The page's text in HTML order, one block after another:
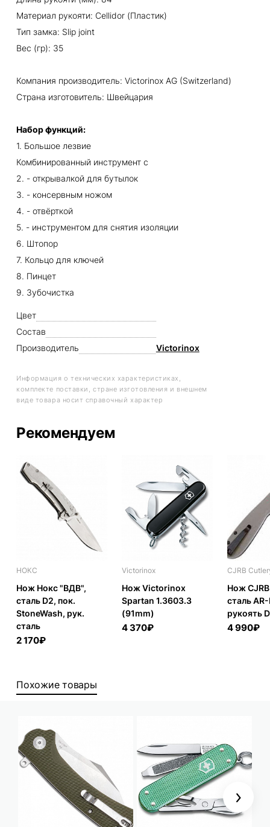
Материал рукояти: Cellidor (Пластик)
Тип замка: Slip joint
Вес (гр): 35
Компания производитель: Victorinox AG (Switzerland)
Страна изготовитель: Швейцария
Набор функций:
1. Большое лезвие
Комбинированный инструмент с
2. - открывалкой для бутылок
3. - консервным ножом
4. - отвёрткой
5. - инструментом для снятия изоляции
6. Штопор
7. Кольцо для ключей
8. Пинцет
9. Зубочистка
Цвет
Состав
Производитель
Victorinox
Информация о технических характеристиках,
комплекте поставки, стране изготовления и внешнем
виде товара носит справочный характер
Рекомендуем
НОКС
Нож Нокс "ВДВ",
сталь D2, пок.
StoneWash, рук.
сталь
2 170₽
Victorinox
Нож Victorinox
Spartan 1.3603.3
(91mm)
4 370₽
CJRB
Нож
сталь
рукоять
4 990₽
Похожие товары
Next